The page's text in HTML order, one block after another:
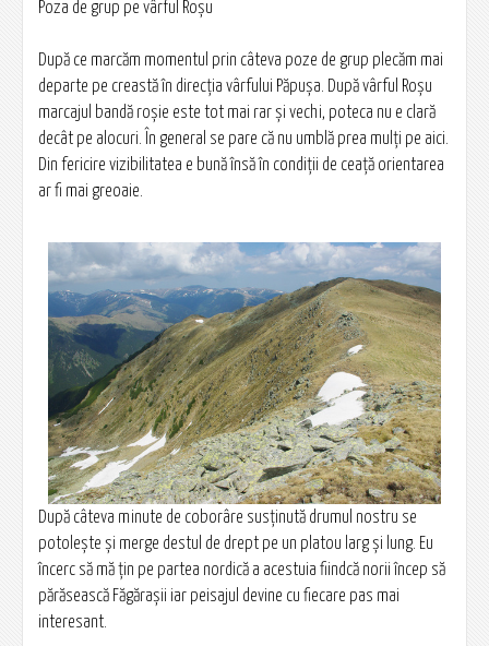
Poza de grup pe vârful Roşu
După ce marcăm momentul prin câteva poze de grup plecăm mai
departe pe creastă în direcţia vârfului Păpuşa. După vârful Roşu
marcajul bandă roşie este tot mai rar şi vechi, poteca nu e clară
decât pe alocuri. În general se pare că nu umblă prea mulţi pe aici.
Din fericire vizibilitatea e bună însă în condiţii de ceaţă orientarea
ar fi mai greoaie.
După câteva minute de coborâre susţinută drumul nostru se
potoleşte şi merge destul de drept pe un platou larg şi lung. Eu
încerc să mă ţin pe partea nordică a acestuia fiindcă norii încep să
părăsească Făgărașii iar peisajul devine cu fiecare pas mai
interesant.